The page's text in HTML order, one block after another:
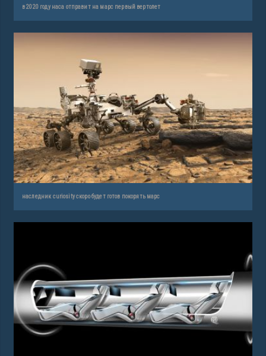
в 2020 году наса отправит на марс первый вертолет
наследник curiosity скоро будет готов покорять марс